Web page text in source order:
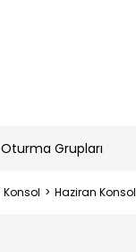
Oturma Grupları
Konsol Haziran Konsol